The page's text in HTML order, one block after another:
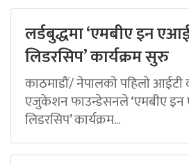
लर्डबुद्धमा ‘एमबीए इन
लिडरसिप’ कार्यक्रम सुरु
काठमाडौं/ नेपालको पहिलो
एजुकेशन फाउन्डेसनले ‘एमबीए इन
लिडरसिप’ कार्यक्रम...